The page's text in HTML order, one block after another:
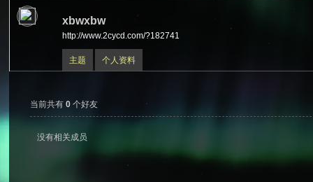
›
xbwxbw
http://www.2cycd.com/?182741
主题 个人资料
当前共有0 个好友
没有相关成员